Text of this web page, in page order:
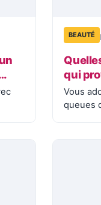
BEAUTÉ
qui
de
Vous
queues